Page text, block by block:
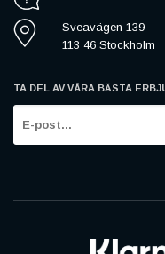
Sveavägen 139
113 46 Stockholm
TA DEL AV VÅRA BÄSTA